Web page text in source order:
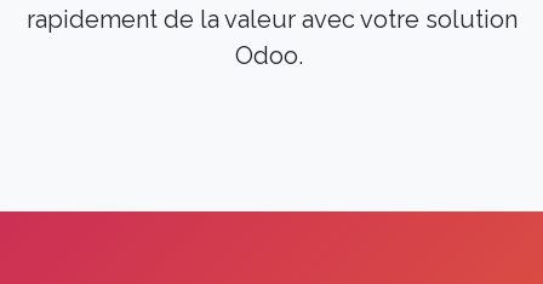
rapidement de la valeur avec votre solution
Odoo.